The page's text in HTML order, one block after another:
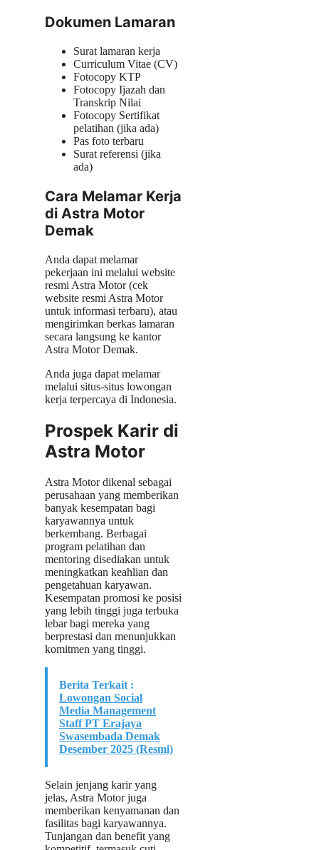
Dokumen Lamaran
Surat lamaran kerja
Curriculum Vitae (CV)
Fotocopy KTP
Fotocopy Ijazah dan
Transkrip Nilai
Fotocopy Sertifikat
pelatihan (jika ada)
Pas foto terbaru
Surat referensi (jika
ada)
Cara Melamar Kerja
di Astra Motor
Demak
Anda dapat melamar
pekerjaan ini melalui website
resmi Astra Motor (cek
website resmi Astra Motor
untuk informasi terbaru), atau
mengirimkan berkas lamaran
secara langsung ke kantor
Astra Motor Demak.
Anda juga dapat melamar
melalui situs-situs lowongan
kerja terpercaya di Indonesia.
Prospek Karir di
Astra Motor
Astra Motor dikenal sebagai
perusahaan yang memberikan
banyak kesempatan bagi
karyawannya untuk
berkembang. Berbagai
program pelatihan dan
mentoring disediakan untuk
meningkatkan keahlian dan
pengetahuan karyawan.
Kesempatan promosi ke posisi
yang lebih tinggi juga terbuka
lebar bagi mereka yang
berprestasi dan menunjukkan
komitmen yang tinggi.
Berita Terkait :
Lowongan Social
Media Management
Staff PT Erajaya
Swasembada Demak
Desember 2025 (Resmi)
Selain jenjang karir yang
jelas, Astra Motor juga
memberikan kenyamanan dan
fasilitas bagi karyawannya.
Tunjangan dan benefit yang